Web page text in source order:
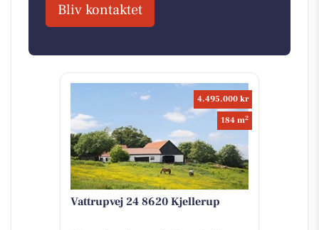
Bliv kontaktet
4.495.000 kr
184 m2
Vattrupvej 24 8620 Kjellerup